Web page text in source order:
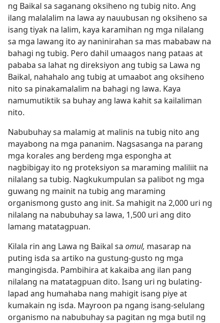
ng Baikal sa saganang oksiheno ng tubig nito. Ang
ilang malalalim na lawa ay nauubusan ng oksiheno sa
isang tiyak na lalim, kaya karamihan ng mga nilalang
sa mga lawang ito ay naninirahan sa mas mababaw na
bahagi ng tubig. Pero dahil umaagos nang pataas at
pababa sa lahat ng direksiyon ang tubig sa Lawa ng
Baikal, nahahalo ang tubig at umaabot ang oksiheno
nito sa pinakamalalim na bahagi ng lawa. Kaya
namumutiktik sa buhay ang lawa kahit sa kailaliman
nito.
Nabubuhay sa malamig at malinis na tubig nito ang
mayabong na mga pananim. Nagsasanga na parang
mga korales ang berdeng mga espongha at
nagbibigay ito ng proteksiyon sa maraming maliliit na
nilalang sa tubig. Nagkukumpulan sa palibot ng mga
guwang ng mainit na tubig ang maraming
organismong gusto ang init. Sa mahigit na 2,000 uri ng
nilalang na nabubuhay sa lawa, 1,500 uri ang dito
lamang matatagpuan.
Kilala rin ang Lawa ng Baikal sa omul, masarap na
puting isda sa artiko na gustung-gusto ng mga
mangingisda. Pambihira at kakaiba ang ilan pang
nilalang na matatagpuan dito. Isang uri ng bulating-
lapad ang humahaba nang mahigit isang piye at
kumakain ng isda. Mayroon pa ngang isang-selulang
organismo na nabubuhay sa pagitan ng mga butil ng